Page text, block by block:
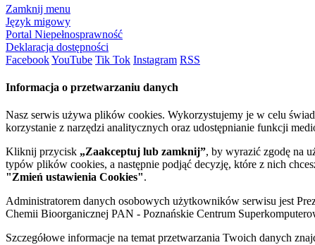
Zamknij menu
Język migowy
Portal Niepełnosprawność
Deklaracja dostępności
FacebookYouTube Tik Tok Instagram RSS
Informacja o przetwarzaniu danych
Nasz serwis używa plików cookies. Wykorzystujemy je w celu
korzystanie z narzędzi analitycznych oraz udostępnianie funkcji
Kliknij przycisk „Zaakceptuj lub zamknij”, by wyrazić zgodę na
typów plików cookies, a następnie podjąć decyzję, które z nich
"Zmień ustawienia Cookies".
Administratorem danych osobowych użytkowników serwisu jest
Chemii Bioorganicznej PAN - Poznańskie Centrum
Szczegółowe informacje na temat przetwarzania Twoich danych